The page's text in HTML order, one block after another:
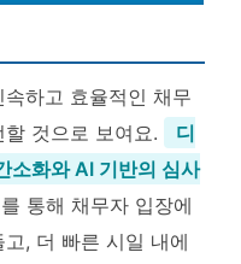
하고 효율적인 채무
것으로 보여요.
디
소화와 AI 기반의 심사
통해 채무자 입장에
, 더 빠른 시일 내에